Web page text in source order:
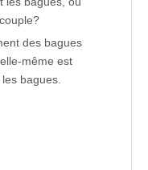
des bagues
même est
bagues.